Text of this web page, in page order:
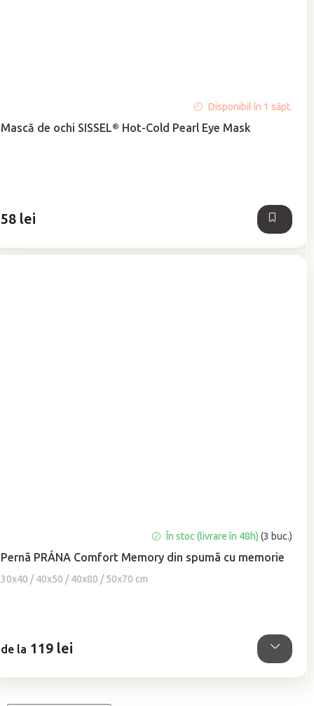
Mască de ochi SISSEL® Hot-Cold Pearl Eye Mask
a
stele.
Disponibil în 1 săpt.
58 lei
Pernã PRÁNA Comfort Memory din spumã cu memorie
30x40 / 40x50 / 40x80 / 50x70 cm
medie
a
produsului
stele.
În stoc (livrare în 48h)(3 buc.)
de la 119 lei